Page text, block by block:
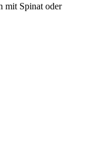
mit Spinat oder